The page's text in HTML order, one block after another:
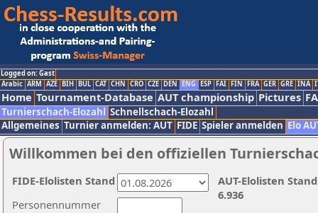
Logged on: Gast
Arabic ARM AZE BIH BUL CAT CHN CRO CZE DEN ENG ESP FAI FIN FRA GER GRE INA
Home Tournament-Database AUT championship Pictures
Turnierschach-Elozahl Schnellschach-Elozahl
Allgemeines Turnier anmelden: AUT FIDE Spieler anmelden Elo
Willkommen bei den offiziellen
Personennummer
AUT-Elolisten
6.936
FIDE-Elolisten Stand